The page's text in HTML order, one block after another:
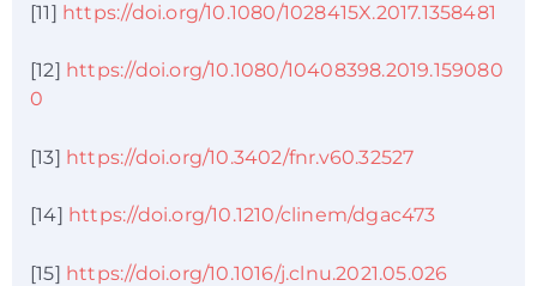
[11] https://doi.org/10.1080/1028415X.2017.1358481
[12] https://doi.org/10.1080/10408398.2019.159080
0
[13] https://doi.org/10.3402/fnr.v60.32527
[14] https://doi.org/10.1210/clinem/dgac473
[15] https://doi.org/10.1016/j.clnu.2021.05.026